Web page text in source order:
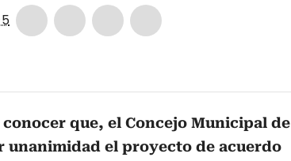
que, el Concejo Municipal de
unanimidad el proyecto de acuerdo